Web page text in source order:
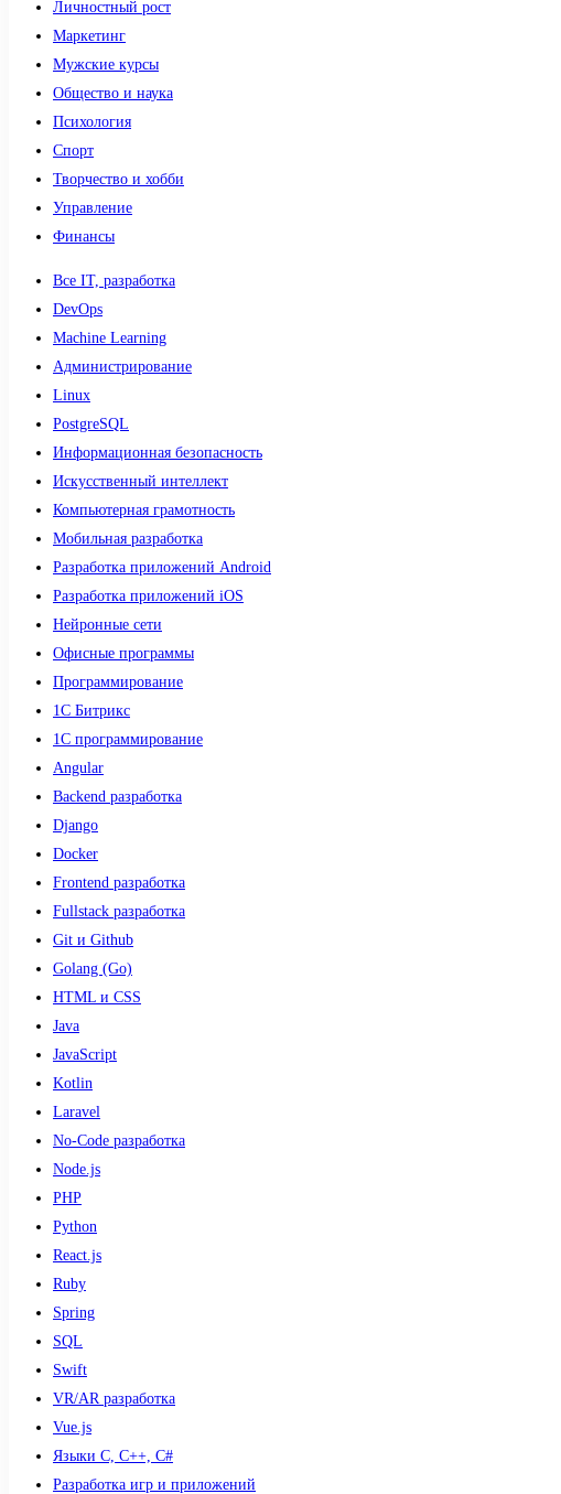
Личностный рост
Маркетинг
Мужские курсы
Общество и наука
Психология
Спорт
Творчество и хобби
Управление
Финансы
Все IT, разработка
DevOps
Machine Learning
Администрирование
Linux
PostgreSQL
Информационная безопасность
Искусственный интеллект
Компьютерная грамотность
Мобильная разработка
Разработка приложений Android
Разработка приложений iOS
Нейронные сети
Офисные программы
Программирование
1С Битрикс
1С программирование
Angular
Backend разработка
Django
Docker
Frontend разработка
Fullstack разработка
Git и Github
Golang (Go)
HTML и CSS
Java
JavaScript
Kotlin
Laravel
No-Code разработка
Node.js
PHP
Python
React.js
Ruby
Spring
SQL
Swift
VR/AR разработка
Vue.js
Языки С, С++, С#
Разработка игр и приложений